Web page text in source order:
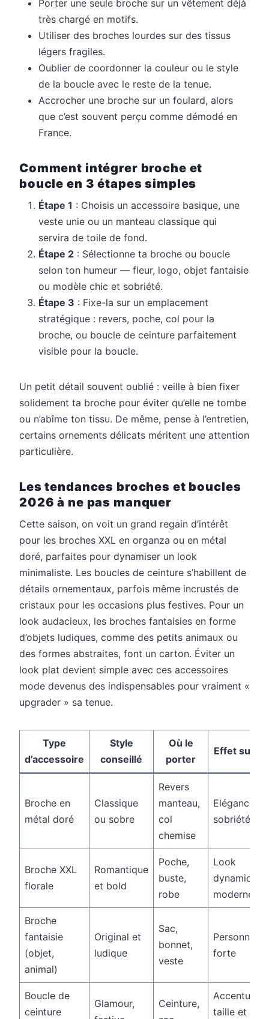
Porter une seule broche sur un vêtement déjà
très chargé en motifs.
Utiliser des broches lourdes sur des tissus
légers fragiles.
Oublier de coordonner la couleur ou le style
de la boucle avec le reste de la tenue.
Accrocher une broche sur un foulard, alors
que c’est souvent perçu comme démodé en
France.
Comment intégrer broche et
boucle en 3 étapes simples
Étape 1 : Choisis un accessoire basique, une
veste unie ou un manteau classique qui
servira de toile de fond.
Étape 2 : Sélectionne ta broche ou boucle
selon ton humeur — fleur, logo, objet fantaisie
ou modèle chic et sobriété.
Étape 3 : Fixe-la sur un emplacement
stratégique : revers, poche, col pour la
broche, ou boucle de ceinture parfaitement
visible pour la boucle.
Un petit détail souvent oublié : veille à bien fixer
solidement ta broche pour éviter qu’elle ne tombe
ou n’abîme ton tissu. De même, pense à l’entretien,
certains ornements délicats méritent une attention
particulière.
Les tendances broches et boucles
2026 à ne pas manquer
Cette saison, on voit un grand regain d’intérêt
pour les broches XXL en organza ou en métal
doré, parfaites pour dynamiser un look
minimaliste. Les boucles de ceinture s’habillent de
détails ornementaux, parfois même incrustés de
cristaux pour les occasions plus festives. Pour un
look audacieux, les broches fantaisies en forme
d’objets ludiques, comme des petits animaux ou
des formes abstraites, font un carton. Éviter un
look plat devient simple avec ces accessoires
mode devenus des indispensables pour vraiment «
upgrader » sa tenue.
Type
d’accessoire
Style
conseillé
Où le
porter
Effet sur le
Broche en
métal doré
Classique
ou sobre
Revers
manteau,
col
chemise
Elégance et
sobriété
Broche XXL
florale
Romantique
et bold
Poche,
buste,
robe
Look
dynamique
moderne
Broche
fantaisie
(objet,
animal)
Original et
ludique
Sac,
bonnet,
veste
forte
Boucle de
ceinture
Glamour,
Ceinture,
Accentue la
taille et